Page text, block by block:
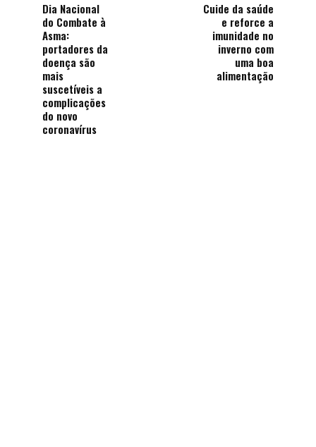
Dia Nacional
do Combate à
Asma:
portadores da
doença são
mais
suscetíveis a
complicações
do novo
coronavírus
Cuide da saúde
e reforce a
imunidade no
inverno com
uma boa
alimentação